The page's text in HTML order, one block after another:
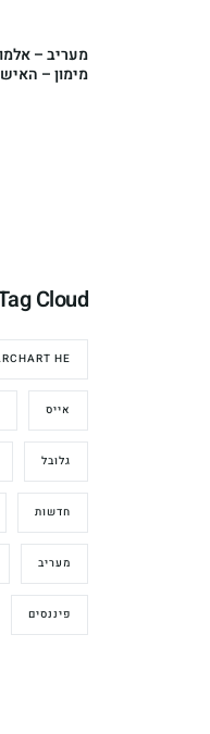
מעריב –
מימון – האיש
Cloud
HE
אייס
גלובל
חדשות
מעריב
פיננסים